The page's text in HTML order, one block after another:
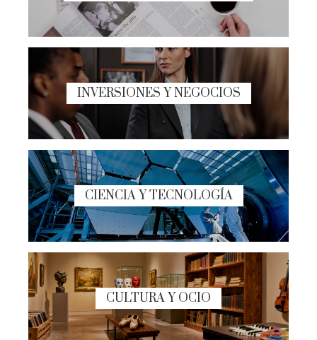
INVERSIONES Y NEGOCIOS
CIENCIA Y TECNOLOGÍA
CULTURA Y OCIO